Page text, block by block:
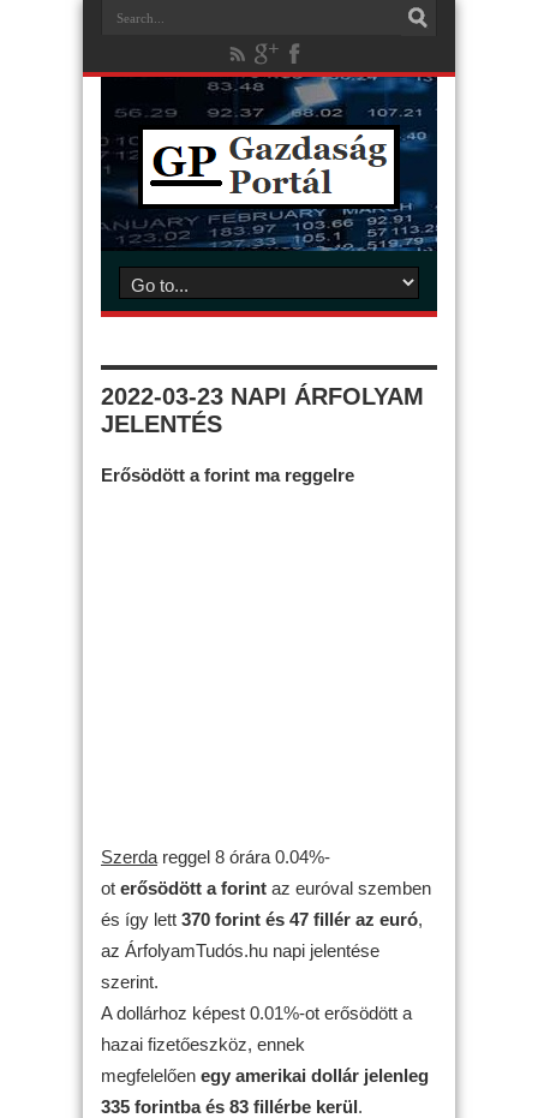
2022-03-23 NAPI ÁRFOLYAM
JELENTÉS
Erősödött a forint ma reggelre
Szerda reggel 8 órára 0.04%-
ot erősödött a forint az euróval szemben
és így lett 370 forint és 47 fillér az euró,
az ÁrfolyamTudós.hu napi jelentése
szerint.
A dollárhoz képest 0.01%-ot erősödött a
hazai fizetőeszköz, ennek
megfelelően egy amerikai dollár jelenleg
335 forintba és 83 fillérbe kerül.